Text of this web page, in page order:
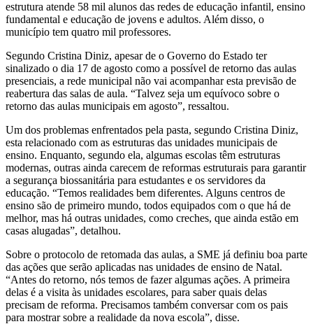
estrutura atende 58 mil alunos das redes de educação infantil, ensino
fundamental e educação de jovens e adultos. Além disso, o
município tem quatro mil professores.
Segundo Cristina Diniz, apesar de o Governo do Estado ter
sinalizado o dia 17 de agosto como a possível de retorno das aulas
presenciais, a rede municipal não vai acompanhar esta previsão de
reabertura das salas de aula. “Talvez seja um equívoco sobre o
retorno das aulas municipais em agosto”, ressaltou.
Um dos problemas enfrentados pela pasta, segundo Cristina Diniz,
esta relacionado com as estruturas das unidades municipais de
ensino. Enquanto, segundo ela, algumas escolas têm estruturas
modernas, outras ainda carecem de reformas estruturais para garantir
a segurança biossanitária para estudantes e os servidores da
educação. “Temos realidades bem diferentes. Alguns centros de
ensino são de primeiro mundo, todos equipados com o que há de
melhor, mas há outras unidades, como creches, que ainda estão em
casas alugadas”, detalhou.
Sobre o protocolo de retomada das aulas, a SME já definiu boa parte
das ações que serão aplicadas nas unidades de ensino de Natal.
“Antes do retorno, nós temos de fazer algumas ações. A primeira
delas é a visita às unidades escolares, para saber quais delas
precisam de reforma. Precisamos também conversar com os pais
para mostrar sobre a realidade da nova escola”, disse.